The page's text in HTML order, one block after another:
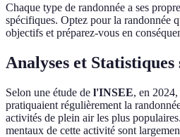
Chaque type de randonnée a ses
spécifiques. Optez pour la randonnée
objectifs et préparez-vous en
Analyses et
Selon une étude de l'INSEE, en
pratiquaient régulièrement la
activités de plein air les plus
mentaux de cette activité sont